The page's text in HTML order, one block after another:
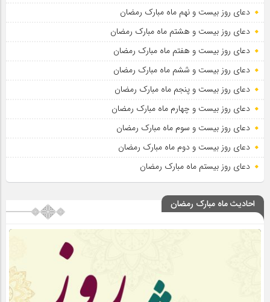
دعای روز بیست و نهم ماه مبارک رمضان
دعای روز بیست و هشتم ماه مبارک رمضان
دعای روز بیست و هفتم ماه مبارک رمضان
دعای روز بیست و ششم ماه مبارک رمضان
دعای روز بیست و پنجم ماه مبارک رمضان
دعای روز بیست و چهارم ماه مبارک رمضان
دعای روز بیست و سوم ماه مبارک رمضان
دعای روز بیست و دوم ماه مبارک رمضان
دعای روز بیستم ماه مبارک رمضان
احادیث ماه مبارک رمضان